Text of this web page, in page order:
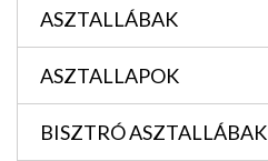
ASZTALLÁBAK
ASZTALLAPOK
BISZTRÓ ASZTALLÁBAK